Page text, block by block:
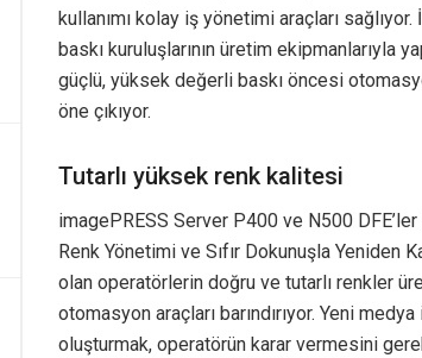
kullanımı kolay iş yönetimi araçları
baskı kuruluşlarının üretim ekipmanlarıyla
güçlü, yüksek değerli baskı öncesi
öne çıkıyor.
Tutarlı yüksek renk kalitesi
imagePRESS Server P400 ve N500
Renk Yönetimi ve Sıfır Dokunuşla
olan operatörlerin doğru ve tutarlı renkler
otomasyon araçları barındırıyor. Yeni
oluşturmak, operatörün karar vermesini